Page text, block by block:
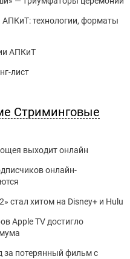
технологии, форматы
АПКиТ
лист
Стриминговые
выходит онлайн
онлайн-
стал хитом на Disney+ и Hulu
Apple TV достигло
за потерянный фильм с